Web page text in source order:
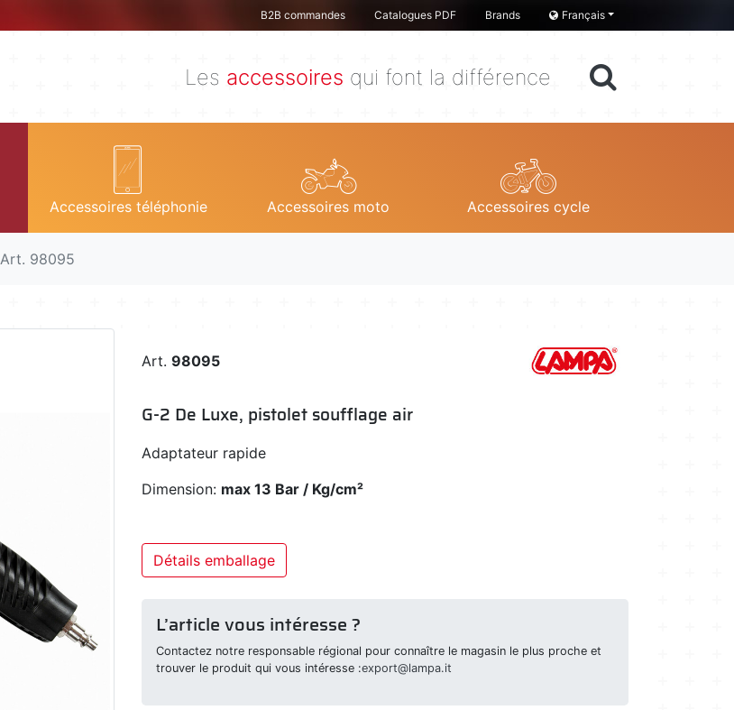
B2B commandes Catalogues PDF Brands Français
Les accessoires qui font la différence
Accessoires téléphonie Accessoires moto Accessoires cycle
Art. 98095
Art. 98095
G-2 De Luxe, pistolet soufflage air
Adaptateur rapide
Dimension: max 13 Bar / Kg/cm²
Détails emballage
L’article vous intéresse ?
Contactez notre responsable régional pour connaître le magasin le plus proche et
trouver le produit qui vous intéresse :export@lampa.it